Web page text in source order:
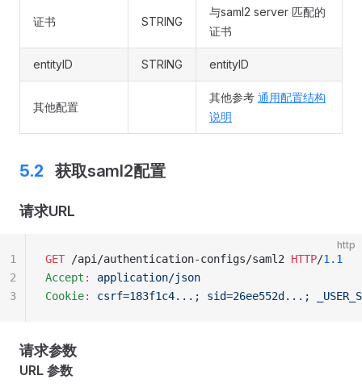
证书 STRING
与saml2 server 匹配的
证书
entityID STRING entityID
其他配置
其他参考 通用配置结构
说明
获取saml2配置
请求URL
http
GET /api/authentication-configs/saml2 HTTP/1.1
Accept :
application/json
Cookie: csrf=183f1c4...; sid=26ee552d...;
1
2
3
请求参数
URL 参数